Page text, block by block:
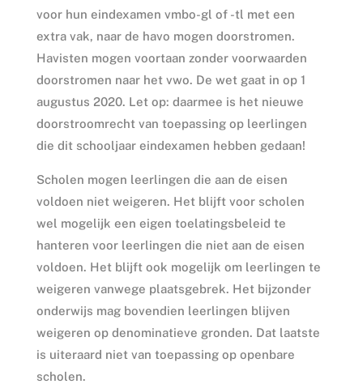
voor hun eindexamen vmbo-gl of -tl met een
extra vak, naar de havo mogen doorstromen.
Havisten mogen voortaan zonder voorwaarden
doorstromen naar het vwo. De wet gaat in op 1
augustus 2020. Let op: daarmee is het nieuwe
doorstroomrecht van toepassing op leerlingen
die dit schooljaar eindexamen hebben gedaan!
Scholen mogen leerlingen die aan de eisen
voldoen niet weigeren. Het blijft voor scholen
wel mogelijk een eigen toelatingsbeleid te
hanteren voor leerlingen die niet aan de eisen
voldoen. Het blijft ook mogelijk om leerlingen te
weigeren vanwege plaatsgebrek. Het bijzonder
onderwijs mag bovendien leerlingen blijven
weigeren op denominatieve gronden. Dat laatste
is uiteraard niet van toepassing op openbare
scholen.